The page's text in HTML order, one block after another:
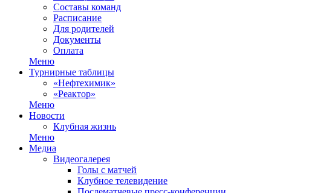
Составы команд
Расписание
Для родителей
Документы
Оплата
Меню
Турнирные таблицы
«Нефтехимик»
«Реактор»
Меню
Новости
Клубная жизнь
Меню
Медиа
Видеогалерея
Голы с матчей
Клубное телевидение